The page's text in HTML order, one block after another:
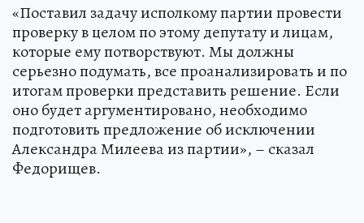
«Поставил задачу исполкому партии провести
проверку в целом по этому депутату и лицам,
которые ему потворствуют. Мы должны
серьезно подумать, все проанализировать и по
итогам проверки представить решение. Если
оно будет аргументировано, необходимо
подготовить предложение об исключении
Александра Милеева из партии», – сказал
Федорищев.